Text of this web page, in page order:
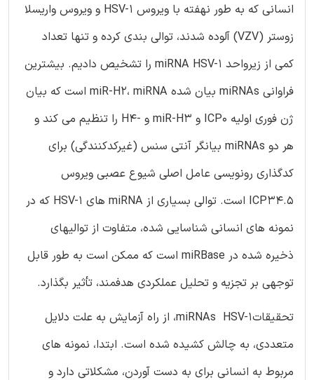
انسانی که به طور نهفته با ویروس HSV-1 و ویروس واریسلا
زوستر (VZV) آلوده شدند، توالی بندی کرده و تنها تعداد
کمی از زیرواحد miRNA HSV-1 را تشخیص دادیم. بیشترین
فراوانی miRNAs بیان شده miR-H2، miRNA است که بیان
ژن فوری اولیه ICP0 و miR-H3 و -H4 را تنظیم می کند و
هر دو miRNAs بیانگر آنتی سنس (غیرکدکنندگی) برای
کدگذاری رونویسی عامل اصلی شیوع عصبی ویروس
ICP34.5 است. توالی بسیاری از miRNA های HSV-1 که در
نمونه های انسانی شناسایی شده، متفاوت از توالیهای
ذخیره شده در miRBase است که ممکن است به طور قابل
توجهی بر تجزیه و تحلیل عملکردی هدفمند، تأثیر بگذارد.
تحقیقاتmiRNAs HSV-1، از راه آزمایش به علت دلایل
متعددی، به چالش کشیده شده است. ابتدا، نمونه های
مربوط به انسانی برای به دست آوردن، مشکلاتی دارد و